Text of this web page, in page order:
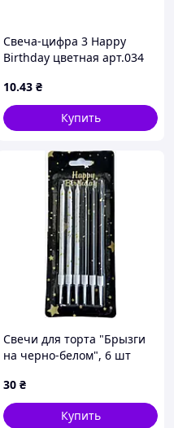
Свеча-цифра 3 Happy
Birthday цветная арт.034
10.43 ₴
Купить
Свечи для торта "Брызги
на черно-белом", 6 шт
30 ₴
Купить